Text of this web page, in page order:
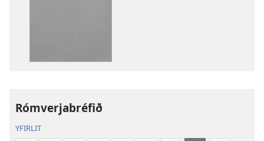
Rómverjabréfið
YFIRLIT